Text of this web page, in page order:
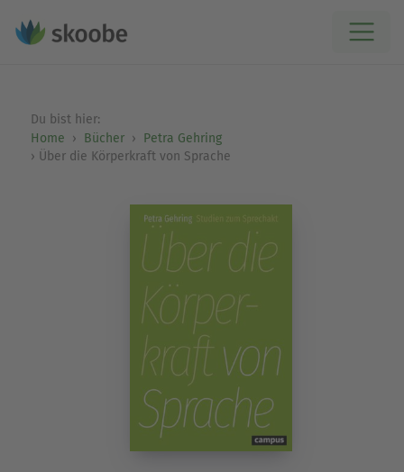
Du bist hier:
Home
Bücher
Petra Gehring
Über die Körperkraft von Sprache